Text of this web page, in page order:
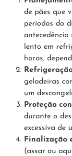
de pães que
períodos do
antecedência
lento em
horas,
geladeiras
um
Proteção
durante o
excessiva de
Finalização
(assar ou